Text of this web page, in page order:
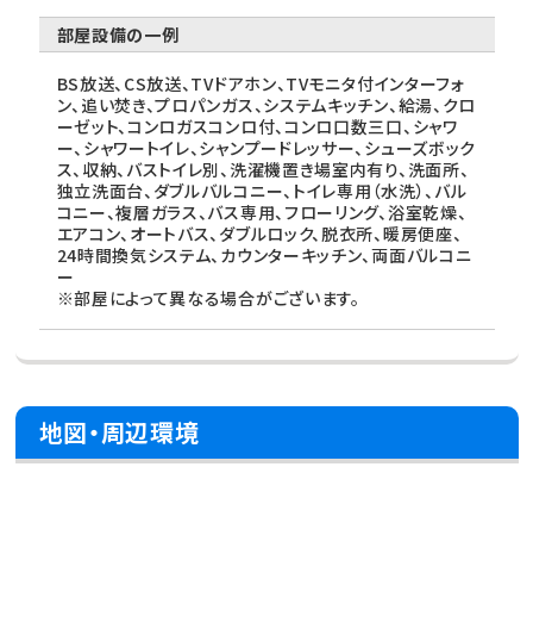
部屋設備の一例
BS放送、CS放送、TVドアホン、TVモニタ付インターフォ
ン、追い焚き、プロパンガス、システムキッチン、給湯、クロ
ーゼット、コンロガスコンロ付、コンロ口数三口、シャワ
ー、シャワートイレ、シャンプードレッサー、シューズボック
ス、収納、バストイレ別、洗濯機置き場室内有り、洗面所、
独立洗面台、ダブルバルコニー、トイレ専用（水洗）、バル
コニー、複層ガラス、バス専用、フローリング、浴室乾燥、
エアコン、オートバス、ダブルロック、脱衣所、暖房便座、
24時間換気システム、カウンターキッチン、両面バルコニ
ー
※部屋によって異なる場合がございます。
地図・周辺環境